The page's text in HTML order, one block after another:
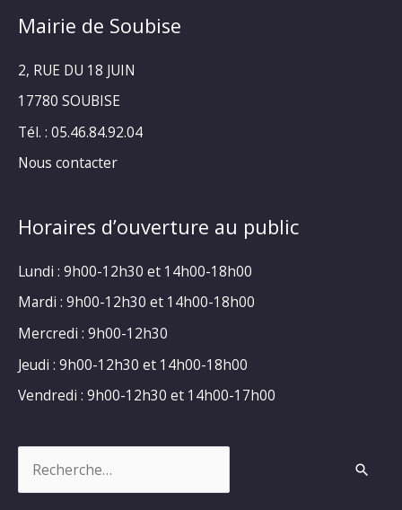
Mairie de Soubise
2, RUE DU 18 JUIN
17780 SOUBISE
Tél. : 05.46.84.92.04
Nous contacter
Horaires d’ouverture au public
Lundi : 9h00-12h30 et 14h00-18h00
Mardi : 9h00-12h30 et 14h00-18h00
Mercredi : 9h00-12h30
Jeudi : 9h00-12h30 et 14h00-18h00
Vendredi : 9h00-12h30 et 14h00-17h00